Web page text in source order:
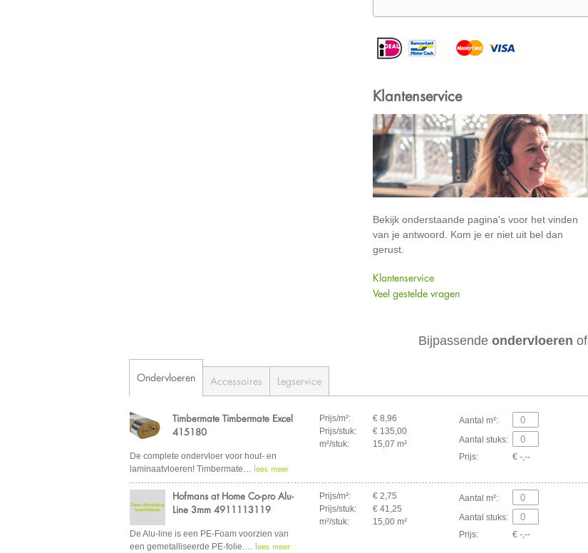
Klantenservice
Bekijk onderstaande pagina's voor het vinden
van je antwoord. Kom je er niet uit bel dan
gerust.
Klantenservice
Veel gestelde vragen
Bijpassendeondervloeren of
Ondervloeren Accessoires Legservice
Timbermate Timbermate Excel
415180
De complete ondervloer voor hout- en
laminaatvloeren! Timbermate… lees meer
Prijs/m²:
€ 8,96
Prijs/stuk:
€ 135,00
m²/stuk:
15,07 m²
Aantal m²:
Aantal stuks:
Prijs:
€ -,--
Hofmans at Home Co-pro Alu-
Line 3mm 4911113119
De Alu-line is een PE-Foam voorzien van
een gemetalliseerde PE-folie.… lees meer
Prijs/m²:
€ 2,75
Prijs/stuk:
€ 41,25
m²/stuk:
15,00 m²
Aantal m²:
Aantal stuks:
Prijs:
€ -,--